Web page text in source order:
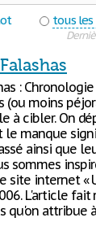
tous
: Chronologie
(ou moins
à cibler. On
le manque
ainsi que
sommes
site internet «
L'article
qu'on attribue